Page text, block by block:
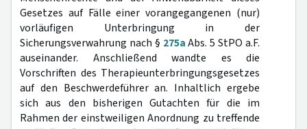
Gesetzes auf Fälle einer vorangegangenen (nur)
vorläufigen Unterbringung in der
Sicherungsverwahrung nach § 275aAbs. 5 StPO a.F.
auseinander. Anschließend wandte es die
Vorschriften des Therapieunterbringungsgesetzes
auf den Beschwerdeführer an. Inhaltlich ergebe
sich aus den bisherigen Gutachten für die im
Rahmen der einstweiligen Anordnung zu treffende